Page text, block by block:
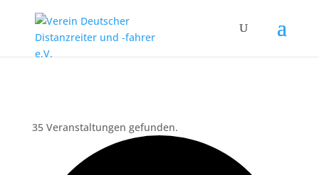
35 Veranstaltungen gefunden.